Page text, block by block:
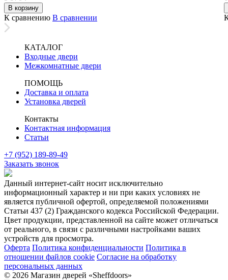
В корзину
К сравнению В сравнении
КАТАЛОГ
Входные двери
Межкомнатные двери
ПОМОЩЬ
Доставка и оплата
Установка дверей
Контакты
Контактная информация
Статьи
+7 (952) 189-89-49
Заказать звонок
Данный интернет-сайт носит исключительно
информационный характер и ни при каких условиях не
является публичной офертой, определяемой положениями
Статьи 437 (2) Гражданского кодекса Российской Федерации.
Цвет продукции, представленной на сайте может отличаться
от реального, в связи с различными настройками ваших
устройств для просмотра.
Оферта Политика конфиденциальности Политика в
отношении файлов cookie Согласие на обработку
персональных данных
© 2026 Магазин дверей «Sheffdoors»